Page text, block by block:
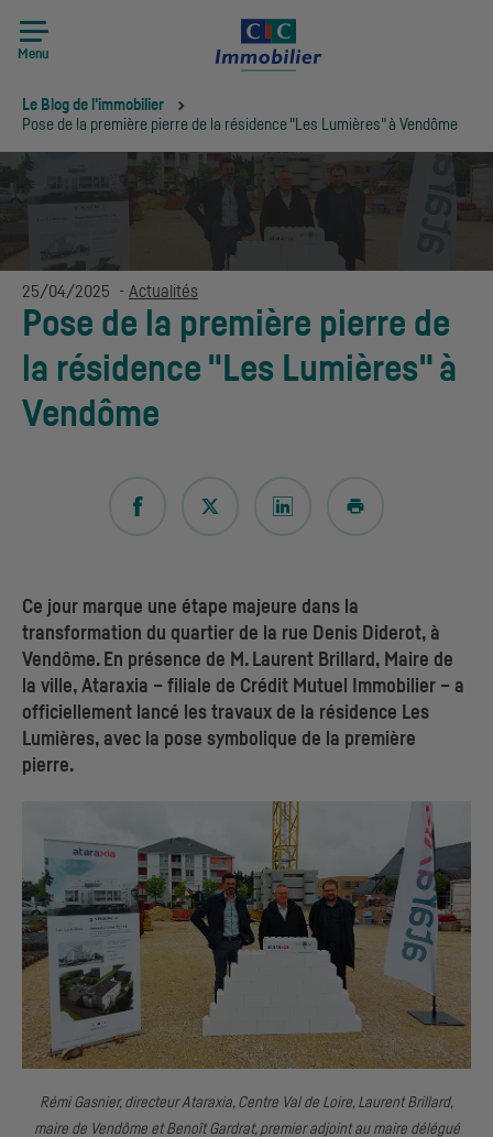
Menu
Vous êtes ici:
Le Blog de l'immobilier
Pose de la première pierre de la résidence "Les Lumières" à Vendôme
25/04/2025 - Actualités
Pose de la première pierre de
la résidence "Les Lumières" à
Vendôme
Ce jour marque une étape majeure dans la
transformation du quartier de la rue Denis Diderot, à
Vendôme. En présence de M. Laurent Brillard, Maire de
la ville, Ataraxia – filiale de Crédit Mutuel Immobilier – a
officiellement lancé les travaux de la résidence Les
Lumières, avec la pose symbolique de la première
pierre.
Rémi Gasnier, directeur Ataraxia, Centre Val de Loire, Laurent Brillard,
maire de Vendôme et Benoît Gardrat, premier adjoint au maire délégué